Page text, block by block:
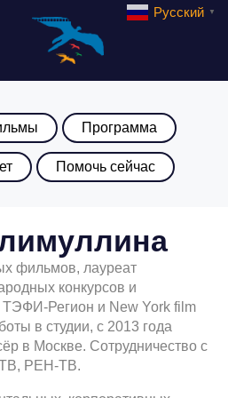
Русский ▼
Программа
Помочь сейчас
фильмов, лауреат
конкурсов и
ТЭФИ-Регион и New York film
в студии, с 2013 года
в Москве. Сотрудничество с
РЕН-ТВ.